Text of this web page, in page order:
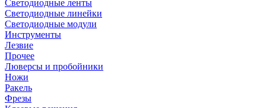
Светодиодные ленты
Светодиодные линейки
Светодиодные модули
Инструменты
Лезвие
Прочее
Люверсы и пробойники
Ножи
Ракель
Фрезы